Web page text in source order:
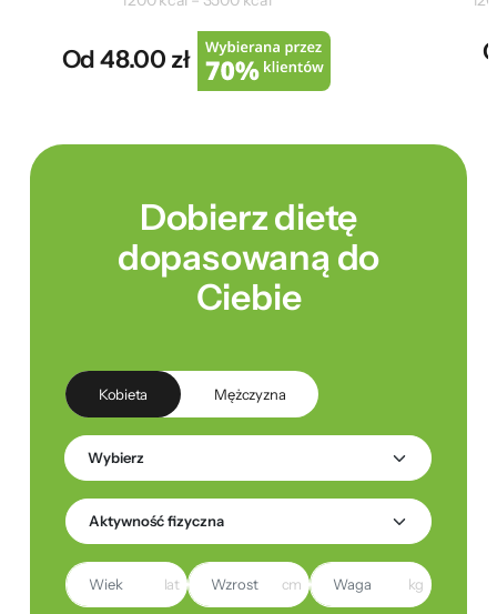
Od 48.00 zł
Dobierz dietę
dopasowaną do
Ciebie
Kobieta Mężczyzna
lat cm kg